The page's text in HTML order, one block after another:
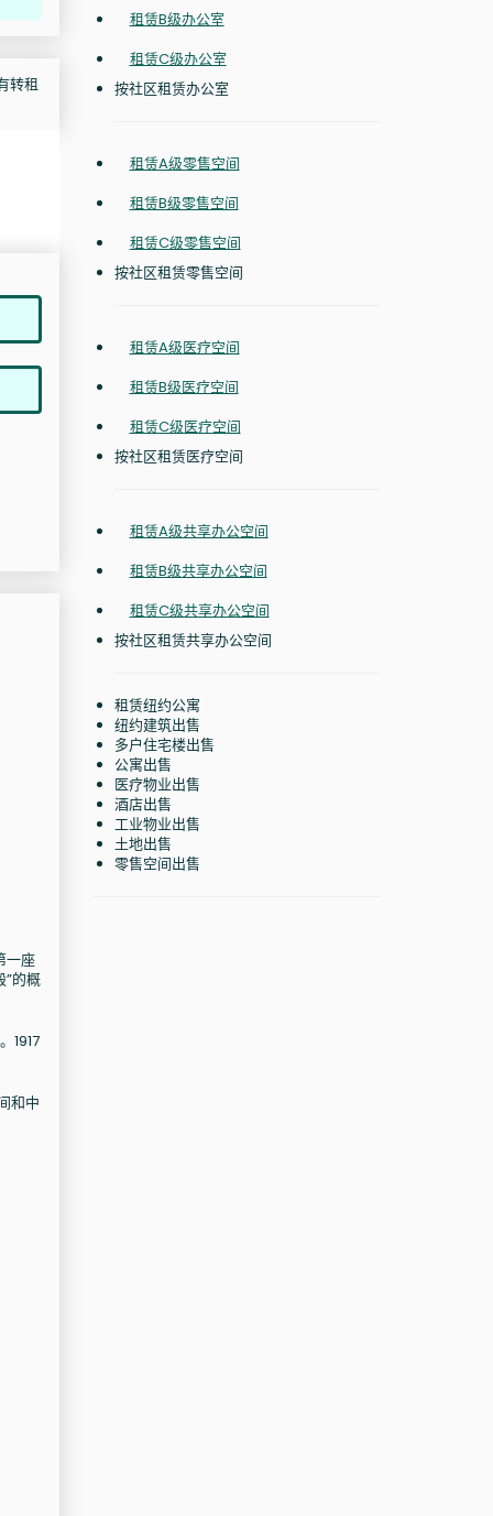
转租
一座
”的概
1917
和中
租赁B级办公室
租赁C级办公室
按社区租赁办公室
租赁A级零售空间
租赁B级零售空间
租赁C级零售空间
按社区租赁零售空间
租赁A级医疗空间
租赁B级医疗空间
租赁C级医疗空间
按社区租赁医疗空间
租赁A级共享办公空间
租赁B级共享办公空间
租赁C级共享办公空间
按社区租赁共享办公空间
租赁纽约公寓
纽约建筑出售
多户住宅楼出售
公寓出售
医疗物业出售
酒店出售
工业物业出售
土地出售
零售空间出售